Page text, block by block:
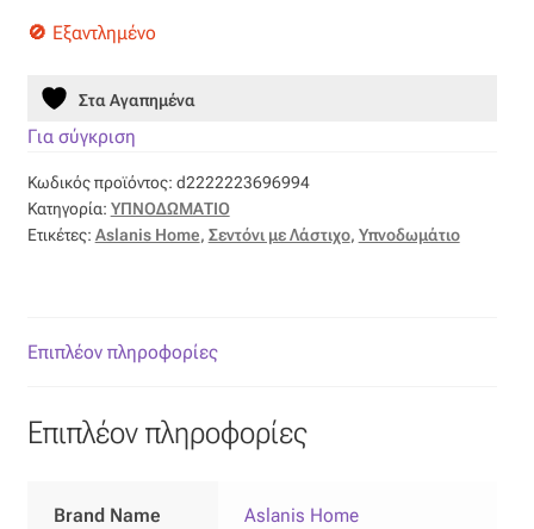
Βουάλ
Γάζα
Δαντέλα
Επιπλόπανο
Εξαντλημένο
Στα Αγαπημένα
Για σύγκριση
Κωδικός προϊόντος: d2222223696994
Κατηγορία: ΥΠΝΟΔΩΜΑΤΙΟ
Ετικέτες: Aslanis Home, Σεντόνι με Λάστιχο, Υπνοδωμάτιο
Επιπλέον πληροφορίες
Επιπλέον πληροφορίες
Brand Name Aslanis Home